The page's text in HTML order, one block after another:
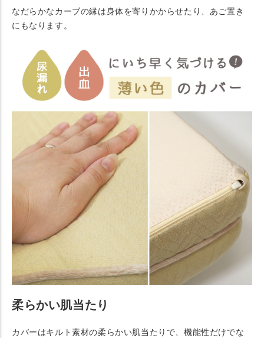
なだらかなカーブの縁は身体を寄りかからせたり、あご置き
にもなります。
柔らかい肌当たり
カバーはキルト素材の柔らかい肌当たりで、機能性だけでな